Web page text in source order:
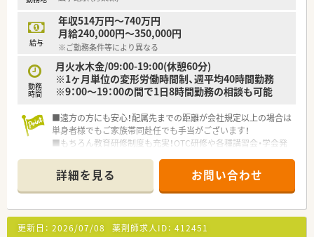
給与
年収514万円～740万円
月給240,000円～350,000円
※ご勤務条件等により異なる
勤務
時間
月火水木金/09:00-19:00(休憩60分)
※1ヶ月単位の変形労働時間制、週平均40時間勤務
※9：00～19：00の間で1日8時間勤務の相談も可能
■遠方の方にも安心！配属先までの距離が会社規定以上の場合は
単身者様でもご家族帯同赴任でも手当がございます！
■もちろん教育研修制度も充実！OTC研修や各種講習会・学会発
■1週間連続の休暇制度や社員割引購入制度、育児時短制度など
福利厚生も充実◎長くお勤め頂ける環境です
詳細を見る お問い合わせ
更新日： 2026/07/08 薬剤師求人ID： 412451